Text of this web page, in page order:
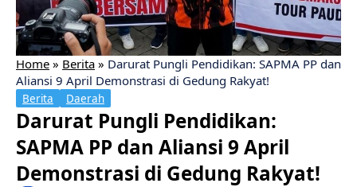
Home » Berita » ​Darurat Pungli Pendidikan: SAPMA PP dan
Aliansi 9 April Demonstrasi di Gedung Rakyat!
Berita Daerah
​Darurat Pungli Pendidikan:
SAPMA PP dan Aliansi 9 April
Demonstrasi di Gedung Rakyat!